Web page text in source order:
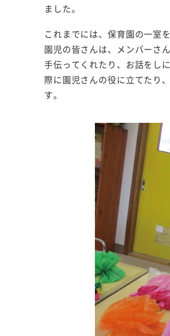
ました。
これまでには、保育園の一室
園児の皆さんは、メンバーさ
手伝ってくれたり、お話をし
際に園児さんの役に立てたり
す。